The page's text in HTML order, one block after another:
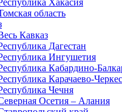
Хакасия
область
Кавказ
Дагестан
Ингушетия
Кабардино-
Карачаево-
Чечня
Осетия – Алания